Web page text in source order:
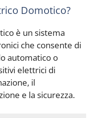
Domotico?
è un sistema
che consente di
automatico o
elettrici di
il
e la sicurezza.